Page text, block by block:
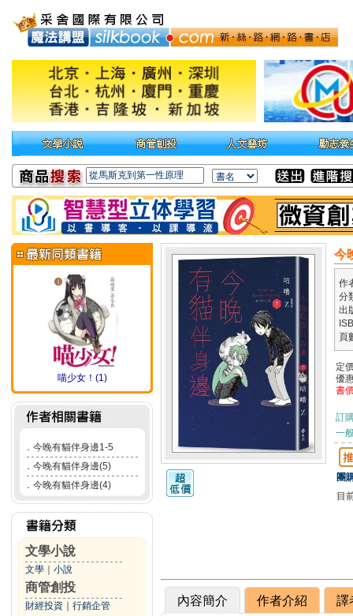
喵少女！(1)
． 今晚有貓伴身邊1-5
． 今晚有貓伴身邊(5)
． 今晚有貓伴身邊(4)
文學小說
文學 小說
商管創投
財經投資 行銷企管
今
作
分
出
頁
定
優
書
訂
一
團
目
內容簡介 作者介紹 譯